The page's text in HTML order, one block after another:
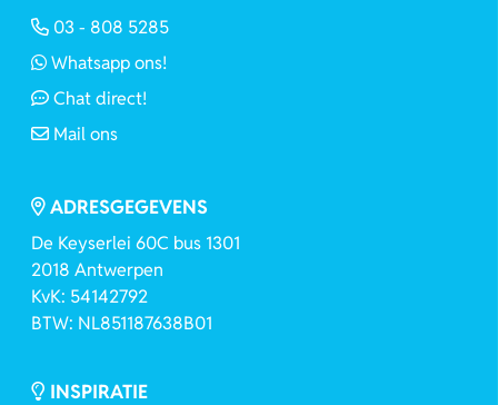
03 - 808 5285
Whatsapp ons!
Chat direct!
Mail ons
ADRESGEGEVENS
De Keyserlei 60C bus 1301
2018 Antwerpen
KvK: 54142792
BTW: NL851187638B01
INSPIRATIE